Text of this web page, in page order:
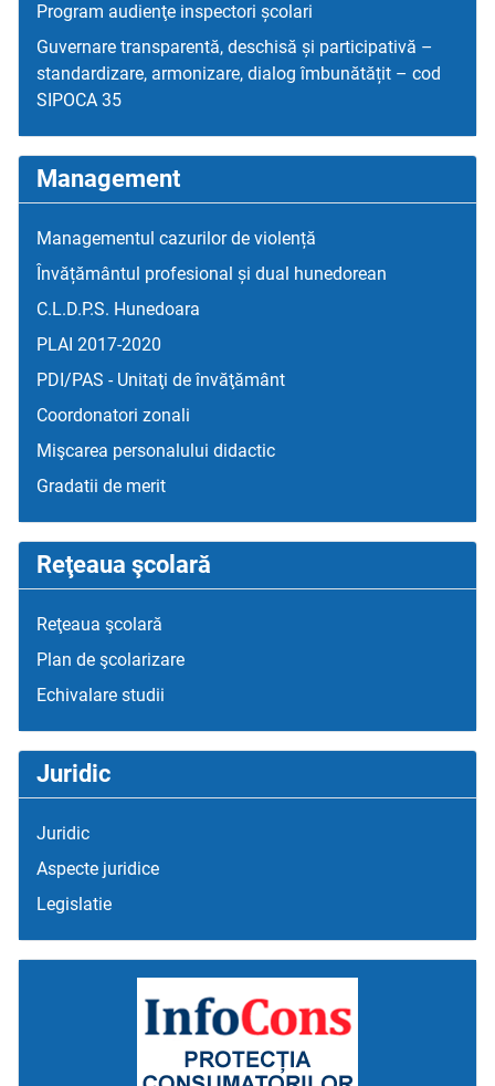
Program audienţe inspectori școlari
Guvernare transparentă, deschisă și participativă –
standardizare, armonizare, dialog îmbunătățit – cod
SIPOCA 35
Management
Managementul cazurilor de violență
Învățământul profesional și dual hunedorean
C.L.D.P.S. Hunedoara
PLAI 2017-2020
PDI/PAS - Unitaţi de învăţământ
Coordonatori zonali
Mişcarea personalului didactic
Gradatii de merit
Reţeaua şcolară
Reţeaua şcolară
Plan de şcolarizare
Echivalare studii
Juridic
Juridic
Aspecte juridice
Legislatie